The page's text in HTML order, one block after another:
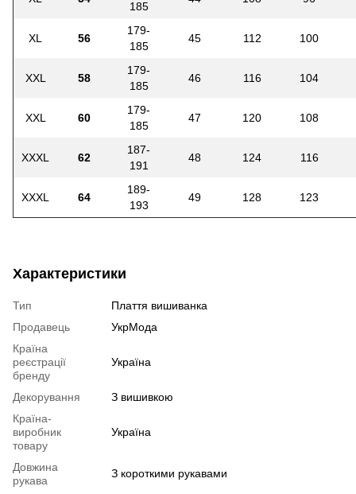
185
XL 56
179-
185
45 112 100
XXL 58
179-
185
46 116 104
XXL 60
179-
185
47 120 108
XXXL 62
187-
191
48 124 116
XXXL 64
189-
193
49 128 123
Характеристики
Тип
Плаття вишиванка
Продавець
УкрМода
Країна
реєстрації
бренду
Україна
Декорування
З вишивкою
Країна-
виробник
товару
Україна
Довжина
рукава
З короткими рукавами